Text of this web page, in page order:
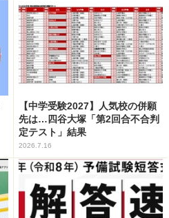
【中学受験2027】人気校の併願
先は…四谷大塚「第2回合不合判
定テスト」結果
2026.7.16